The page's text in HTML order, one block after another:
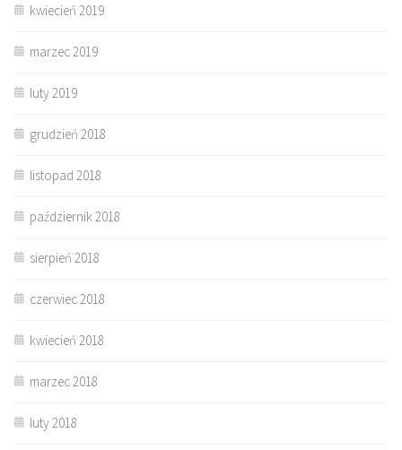
kwiecień 2019
marzec 2019
luty 2019
grudzień 2018
listopad 2018
październik 2018
sierpień 2018
czerwiec 2018
kwiecień 2018
marzec 2018
luty 2018